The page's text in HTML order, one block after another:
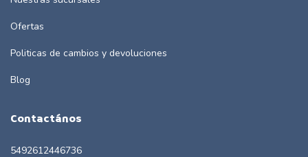
Ofertas
Politicas de cambios y devoluciones
Blog
Contactános
5492612446736